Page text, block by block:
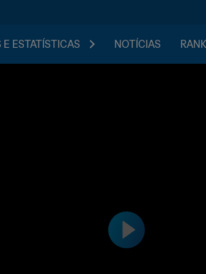
ESTATÍSTICAS NOTÍCIAS